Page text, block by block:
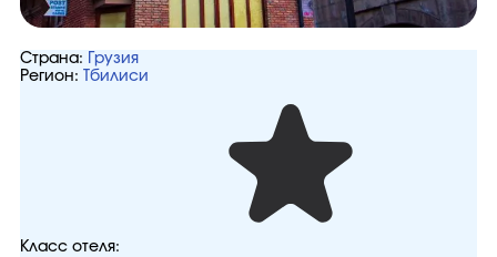
Страна:
Грузия
Регион:
Тбилиси
Класс отеля: